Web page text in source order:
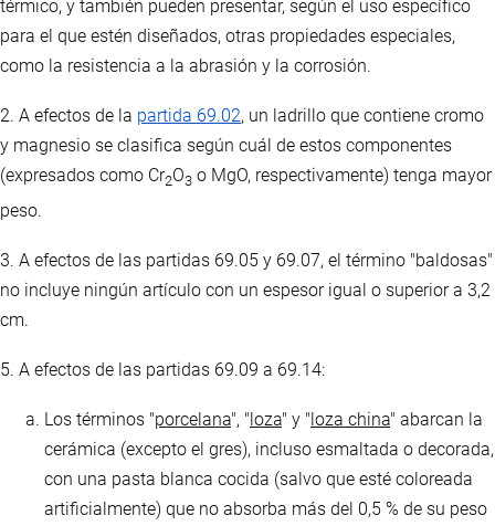
térmico, y también pueden presentar, según el uso específico
para el que estén diseñados, otras propiedades especiales,
como la resistencia a la abrasión y la corrosión.
2. A efectos de la partida 69.02, un ladrillo que contiene cromo
y magnesio se clasifica según cuál de estos componentes
(expresados ​​como Cr2O3 o MgO, respectivamente) tenga mayor
peso.
3. A efectos de las partidas 69.05 y 69.07, el término "baldosas"
no incluye ningún artículo con un espesor igual o superior a 3,2
cm.
5. A efectos de las partidas 69.09 a 69.14:
Los términos "porcelana", " loza" y " loza china" abarcan la
cerámica (excepto el gres), incluso esmaltada o decorada,
con una pasta blanca cocida (salvo que esté coloreada
artificialmente) que no absorba más del 0,5 % de su peso